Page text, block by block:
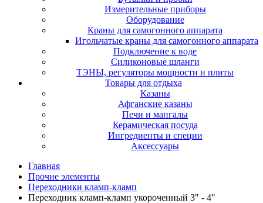
Измерительные приборы
Оборудование
Краны для самогонного аппарата
Игольчатые краны для самогонного аппарата
Подключение к воде
Силиконовые шланги
ТЭНЫ, регуляторы мощности и плиты
Товары для отдыха
Казаны
Афганские казаны
Печи и мангалы
Керамическая посуда
Ингредиенты и специи
Аксессуары
Главная
Прочие элементы
Переходники кламп-кламп
Переходник кламп-кламп укороченный 3" - 4"